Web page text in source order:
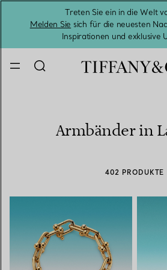
Treten Sie ein in die Welt
Melden Sie sich für die neuesten
Inspirationen und exklusive
Armbänder in
402 PRODUKTE